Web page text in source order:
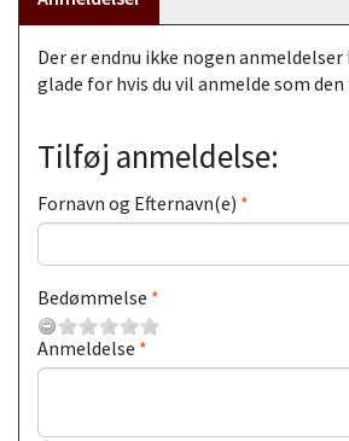
Der er endnu ikke nogen anmeldelser
glade for hvis du vil anmelde som
Tilføj anmeldelse:
Fornavn og Efternavn(e)
Bedømmelse
Anmeldelse